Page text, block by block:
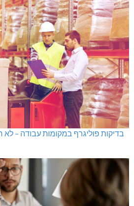
בדיקות פוליגרף במקומות עבודה – לא